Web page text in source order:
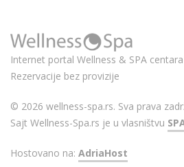
Internet portal Wellness & SPA
Rezervacije bez provizije
© 2026 wellness-spa.rs. Sva prava
Sajt Wellness-Spa.rs je u vlasništvu
Hostovano na: AdriaHost